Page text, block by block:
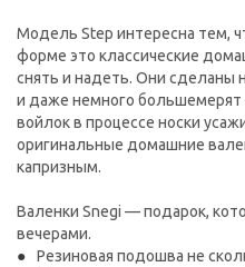
Модель Step интересна тем,
форме это классические
снять и надеть. Они сделаны
и даже немного большемерят
войлок в процессе носки
оригинальные домашние
капризным.
Валенки Snegi — подарок,
вечерами.
Резиновая подошва не